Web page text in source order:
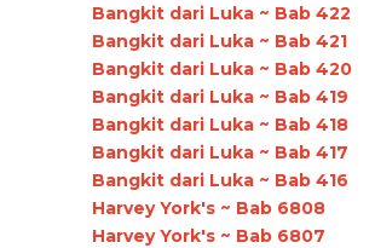
Bangkit dari Luka ~ Bab 422
Bangkit dari Luka ~ Bab 421
Bangkit dari Luka ~ Bab 420
Bangkit dari Luka ~ Bab 419
Bangkit dari Luka ~ Bab 418
Bangkit dari Luka ~ Bab 417
Bangkit dari Luka ~ Bab 416
Harvey York's ~ Bab 6808
Harvey York's ~ Bab 6807